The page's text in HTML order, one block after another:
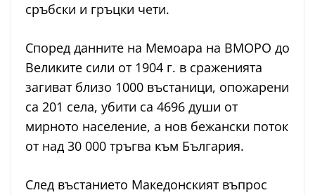
сръбски и гръцки чети.
Според данните на Мемоара на ВМОРО до
Великите сили от 1904 г. в сраженията
загиват близо 1000 въстаници, опожарени
са 201 села, убити са 4696 души от
мирното население, а нов бежански поток
от над 30 000 тръгва към България.
След въстанието Македонският въпрос